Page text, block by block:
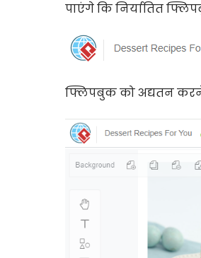
पाएंगे कि निर्यातित
फ्लिपबुक को अद्यतन